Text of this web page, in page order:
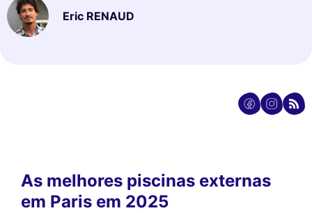
Eric RENAUD
As melhores piscinas externas
em Paris em 2025